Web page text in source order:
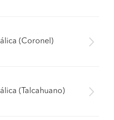
(Coronel)
(Talcahuano)